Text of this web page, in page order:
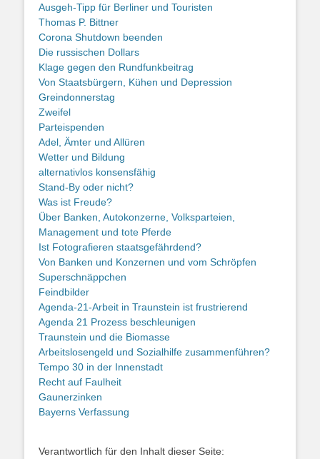
Ausgeh-Tipp für Berliner und Touristen
Thomas P. Bittner
Corona Shutdown beenden
Die russischen Dollars
Klage gegen den Rundfunkbeitrag
Von Staatsbürgern, Kühen und Depression
Greindonnerstag
Zweifel
Parteispenden
Adel, Ämter und Allüren
Wetter und Bildung
alternativlos konsensfähig
Stand-By oder nicht?
Was ist Freude?
Über Banken, Autokonzerne, Volksparteien,
Management und tote Pferde
Ist Fotografieren staatsgefährdend?
Von Banken und Konzernen und vom Schröpfen
Superschnäppchen
Feindbilder
Agenda-21-Arbeit in Traunstein ist frustrierend
Agenda 21 Prozess beschleunigen
Traunstein und die Biomasse
Arbeitslosengeld und Sozialhilfe zusammenführen?
Tempo 30 in der Innenstadt
Recht auf Faulheit
Gaunerzinken
Bayerns Verfassung
Verantwortlich für den Inhalt dieser Seite: